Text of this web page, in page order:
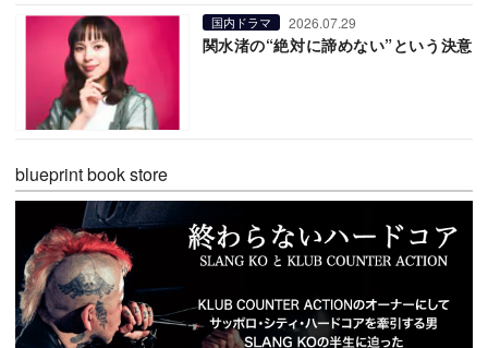
国内ドラマ 2026.07.29
関水渚の“絶対に諦めない”という決意
blueprint book store